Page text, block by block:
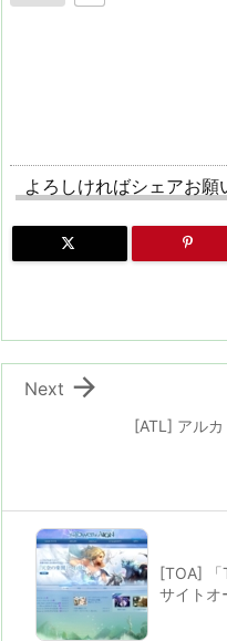
よろしければシェアお願
[ATL] アル

Next
[TOA] 「
サイトオ